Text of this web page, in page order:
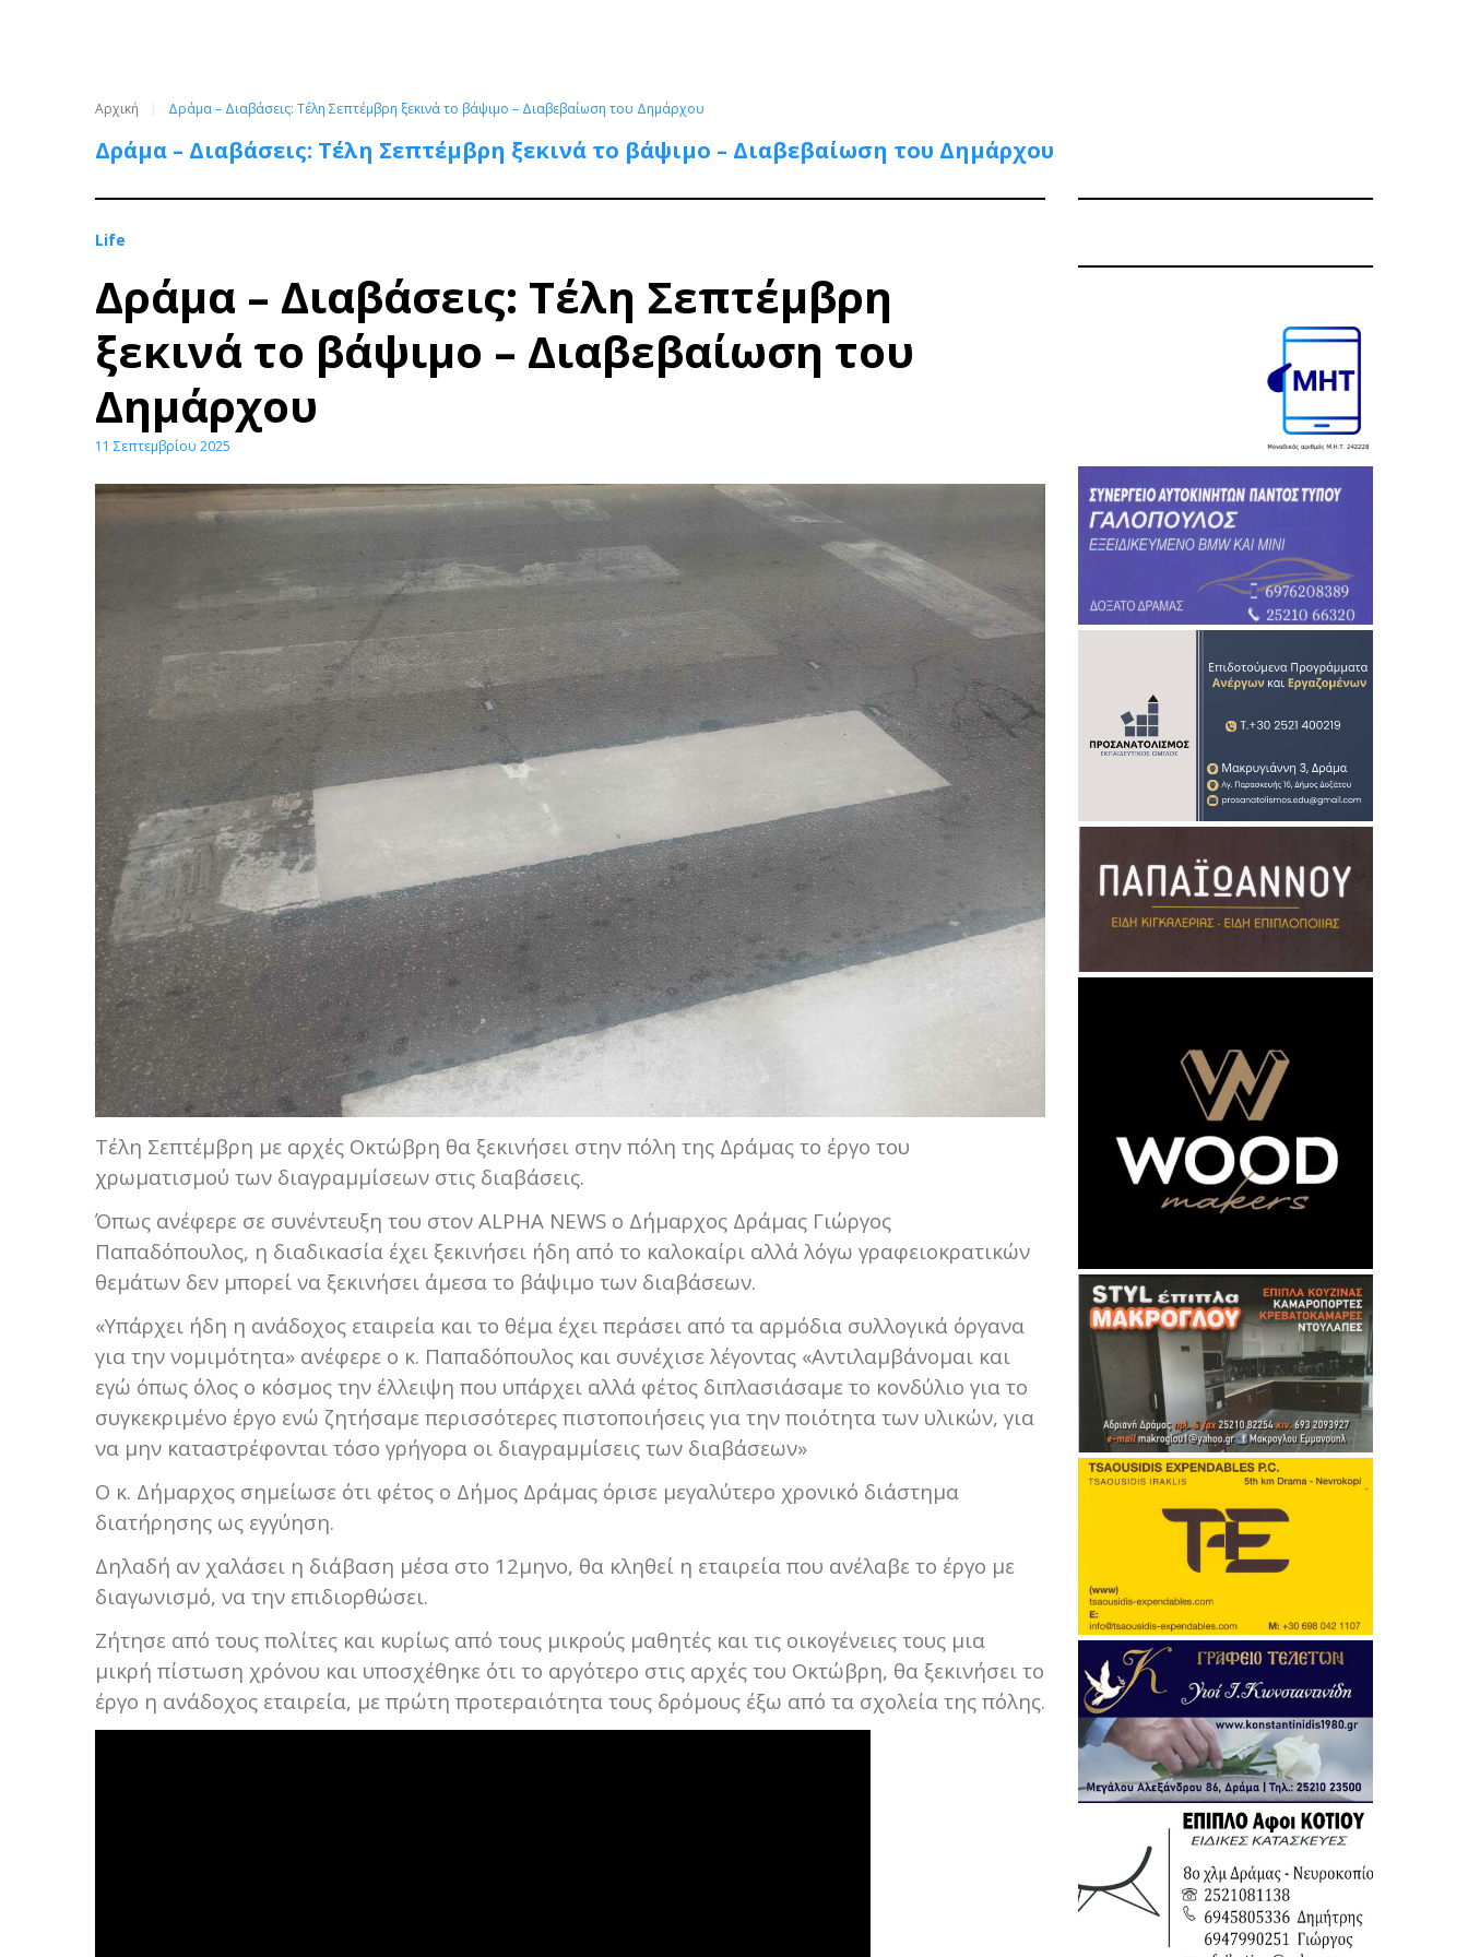
Αρχική Δράμα – Διαβάσεις: Τέλη Σεπτέμβρη ξεκινά το βάψιμο – Διαβεβαίωση του Δημάρχου
Δράμα – Διαβάσεις: Τέλη Σεπτέμβρη ξεκινά το βάψιμο – Διαβεβαίωση του Δημάρχου
Life
Δράμα – Διαβάσεις: Τέλη Σεπτέμβρη
ξεκινά το βάψιμο – Διαβεβαίωση του
Δημάρχου
11 Σεπτεμβρίου 2025
Τέλη Σεπτέμβρη με αρχές Οκτώβρη θα ξεκινήσει στην πόλη της Δράμας το έργο του
χρωματισμού των διαγραμμίσεων στις διαβάσεις.
Όπως ανέφερε σε συνέντευξη του στον ALPHA NEWS ο Δήμαρχος Δράμας Γιώργος
Παπαδόπουλος, η διαδικασία έχει ξεκινήσει ήδη από το καλοκαίρι αλλά λόγω γραφειοκρατικών
θεμάτων δεν μπορεί να ξεκινήσει άμεσα το βάψιμο των διαβάσεων.
«Υπάρχει ήδη η ανάδοχος εταιρεία και το θέμα έχει περάσει από τα αρμόδια συλλογικά όργανα
για την νομιμότητα» ανέφερε ο κ. Παπαδόπουλος και συνέχισε λέγοντας «Αντιλαμβάνομαι και
εγώ όπως όλος ο κόσμος την έλλειψη που υπάρχει αλλά φέτος διπλασιάσαμε το κονδύλιο για το
συγκεκριμένο έργο ενώ ζητήσαμε περισσότερες πιστοποιήσεις για την ποιότητα των υλικών, για
να μην καταστρέφονται τόσο γρήγορα οι διαγραμμίσεις των διαβάσεων»
Ο κ. Δήμαρχος σημείωσε ότι φέτος ο Δήμος Δράμας όρισε μεγαλύτερο χρονικό διάστημα
διατήρησης ως εγγύηση.
Δηλαδή αν χαλάσει η διάβαση μέσα στο 12μηνο, θα κληθεί η εταιρεία που ανέλαβε το έργο με
διαγωνισμό, να την επιδιορθώσει.
Ζήτησε από τους πολίτες και κυρίως από τους μικρούς μαθητές και τις οικογένειες τους μια
μικρή πίστωση χρόνου και υποσχέθηκε ότι το αργότερο στις αρχές του Οκτώβρη, θα ξεκινήσει το
έργο η ανάδοχος εταιρεία, με πρώτη προτεραιότητα τους δρόμους έξω από τα σχολεία της πόλης.